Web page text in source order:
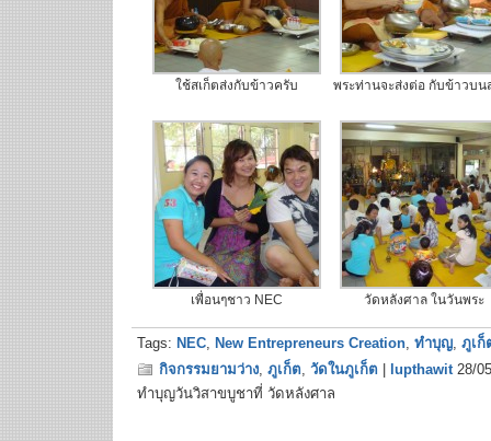
ใช้สเก็ตส่งกับข้าวครับ พระท่านจะส่งต่อ กับข้าวบน
เพื่อนๆชาว NEC วัดหลังศาล ในวันพระ
Tags: NEC, New Entrepreneurs Creation, ทำบุญ, ภูเก็
กิจกรรมยามว่าง, ภูเก็ต, วัดในภูเก็ต lupthawit28/
ทำบุญวันวิสาขบูชาที่ วัดหลังศาล